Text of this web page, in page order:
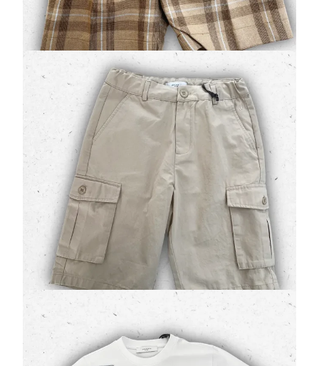
65,00 € 45,50 €
Jeckerson Bermuda Cargo Ragazzo con
Tasconi Laterali in Cotone
(0 Valutazioni)
Jeckerson•Pantaloncini Ragazzo
L'avventura quotidiana incontra lo stile iconico: il
bermuda Jeckerson modello 150P
è il compagno
ideale per l'estate dei ragazzi. Re…
79,00 € 55,30 €
Jeckerson T-shirt Ragazzo Bianca con Logo
Verticale e Grafica Esplosa
(0 Valutazioni)
Jeckerson•T-Shirt Ragazzo